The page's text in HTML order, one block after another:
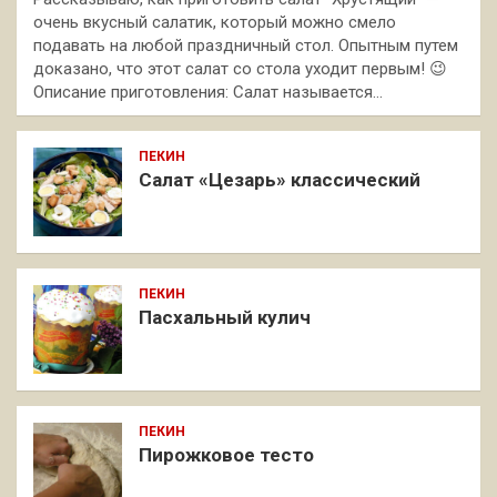
очень вкусный салатик, который можно смело
подавать на любой праздничный стол. Опытным путем
доказано, что этот салат со стола уходит первым! 😉
Описание приготовления: Салат называется…
ПЕКИН
Салат «Цезарь» классический
ПЕКИН
Пасхальный кулич
ПЕКИН
Пирожковое тесто